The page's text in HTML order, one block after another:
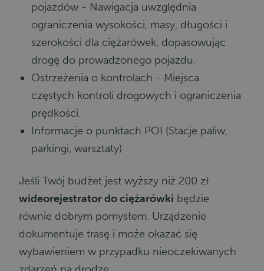
pojazdów - Nawigacja uwzględnia
ograniczenia wysokości, masy, długości i
szerokości dla ciężarówek, dopasowując
drogę do prowadzonego pojazdu.
Ostrzeżenia o kontrolach - Miejsca
częstych kontroli drogowych i ograniczenia
prędkości.
Informacje o punktach POI (Stacje paliw,
parkingi, warsztaty)
Jeśli Twój budżet jest wyższy niż 200 zł
wideorejestrator do ciężarówki będzie
równie dobrym pomysłem. Urządzenie
dokumentuje trasę i może okazać się
wybawieniem w przypadku nieoczekiwanych